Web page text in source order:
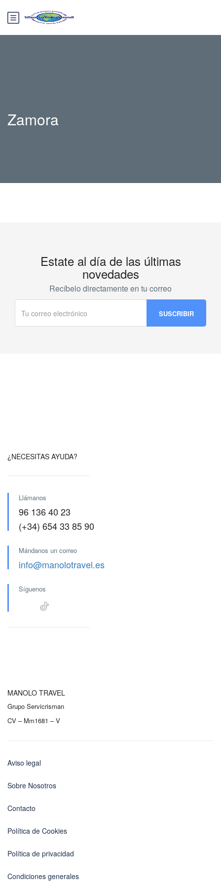
Zamora
Estate al día de las últimas
novedades
Recíbelo directamente en tu correo
¿NECESITAS AYUDA?
Llámanos
96 136 40 23
(+34) 654 33 85 90
Mándanos un correo
info@manolotravel.es
Síguenos
MANOLO TRAVEL
Grupo Servicrisman
CV – Mm1681 – V
Aviso legal
Sobre Nosotros
Contacto
Política de Cookies
Política de privacidad
Condiciones generales